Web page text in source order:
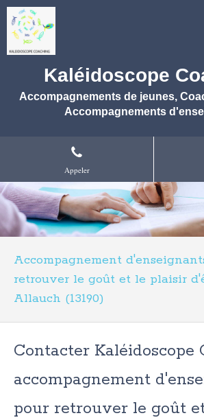
Kaléidoscope
Accompagnements de jeunes,
Accompagnements
Appeler
Accompagnement
retrouver le goût et le plaisir
Allauch (13190)
Contacter Kaléidoscope
accompagnement
pour retrouver le goût